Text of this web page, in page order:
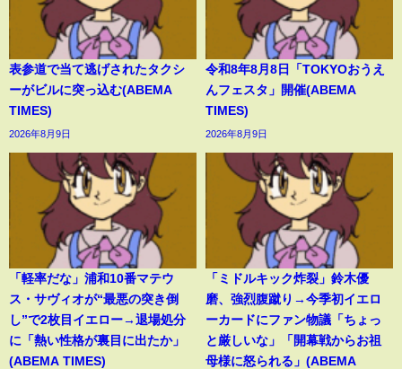
表参道で当て逃げされたタクシ
ーがビルに突っ込む(ABEMA
TIMES)
2026年8月9日
令和8年8月8日「TOKYOおうえ
んフェスタ」開催(ABEMA
TIMES)
2026年8月9日
「軽率だな」浦和10番マテウ
ス・サヴィオが“最悪の突き倒
し”で2枚目イエロー→退場処分
に「熱い性格が裏目に出たか」
(ABEMA TIMES)
「ミドルキック炸裂」鈴木優
磨、強烈腹蹴り→今季初イエロ
ーカードにファン物議「ちょっ
と厳しいな」「開幕戦からお祖
母様に怒られる」(ABEMA